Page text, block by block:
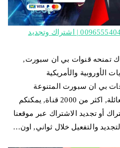
اشتراك الدوري الايطالي | 0096555404241 | اشتراك وتجديد
تمنحه قنوات بي ان سبورت,
الأوروبية والأمريكية
بي ان سبورت المتنوعة
الترفيهية, تناسب كافة أفراد العائلة, اكثر من 2000 قناة, يمكنكم
أو تجديد الاشتراك عبر موقعنا
والتفعيل خلال ثواني, اون…